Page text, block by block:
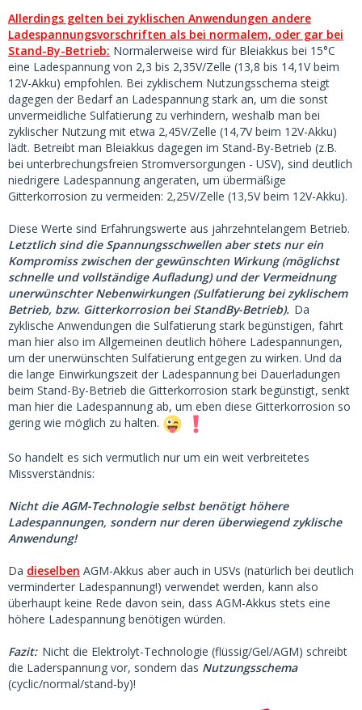
Allerdings gelten bei zyklischen Anwendungen andere
Ladespannungsvorschriften als bei normalem, oder gar bei
Stand-By-Betrieb: Normalerweise wird für Bleiakkus bei 15°C
eine Ladespannung von 2,3 bis 2,35V/Zelle (13,8 bis 14,1V beim
12V-Akku) empfohlen. Bei zyklischem Nutzungsschema steigt
dagegen der Bedarf an Ladespannung stark an, um die sonst
unvermeidliche Sulfatierung zu verhindern, weshalb man bei
zyklischer Nutzung mit etwa 2,45V/Zelle (14,7V beim 12V-Akku)
lädt. Betreibt man Bleiakkus dagegen im Stand-By-Betrieb (z.B.
bei unterbrechungsfreien Stromversorgungen - USV), sind deutlich
niedrigere Ladespannung angeraten, um übermäßige
Gitterkorrosion zu vermeiden: 2,25V/Zelle (13,5V beim 12V-Akku).
Diese Werte sind Erfahrungswerte aus jahrzehntelangem Betrieb.
Letztlich sind die Spannungsschwellen aber stets nur ein
Kompromiss zwischen der gewünschten Wirkung (möglichst
schnelle und vollständige Aufladung) und der Vermeidnung
unerwünschter Nebenwirkungen (Sulfatierung bei zyklischem
Betrieb, bzw. Gitterkorrosion bei StandBy-Betrieb). Da
zyklische Anwendungen die Sulfatierung stark begünstigen, fährt
man hier also im Allgemeinen deutlich höhere Ladespannungen,
um der unerwünschten Sulfatierung entgegen zu wirken. Und da
die lange Einwirkungszeit der Ladespannung bei Dauerladungen
beim Stand-By-Betrieb die Gitterkorrosion stark begünstigt, senkt
man hier die Ladespannung ab, um eben diese Gitterkorrosion so
gering wie möglich zu halten.
So handelt es sich vermutlich nur um ein weit verbreitetes
Missverständnis:
Nicht die AGM-Technologie selbst benötigt höhere
Ladespannungen, sondern nur deren überwiegend zyklische
Anwendung!
Da dieselben AGM-Akkus aber auch in USVs (natürlich bei deutlich
verminderter Ladespannung!) verwendet werden, kann also
überhaupt keine Rede davon sein, dass AGM-Akkus stets eine
höhere Ladespannung benötigen würden.
Fazit: Nicht die Elektrolyt-Technologie (flüssig/Gel/AGM) schreibt
die Laderspannung vor, sondern das Nutzungsschema
(cyclic/normal/stand-by)!